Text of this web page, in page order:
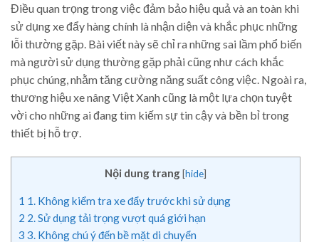
Điều quan trọng trong việc đảm bảo hiệu quả và an toàn khi
sử dụng xe đẩy hàng chính là nhận diện và khắc phục những
lỗi thường gặp. Bài viết này sẽ chỉ ra những sai lầm phổ biến
mà người sử dụng thường gặp phải cũng như cách khắc
phục chúng, nhằm tăng cường năng suất công việc. Ngoài ra,
thương hiệu xe nâng Việt Xanh cũng là một lựa chọn tuyệt
vời cho những ai đang tìm kiếm sự tin cậy và bền bỉ trong
thiết bị hỗ trợ.
Nội dung trang[hide]
1 1. Không kiểm tra xe đẩy trước khi sử dụng
2 2. Sử dụng tải trọng vượt quá giới hạn
3 3. Không chú ý đến bề mặt di chuyển